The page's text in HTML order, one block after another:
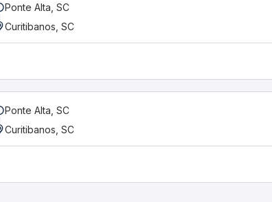
Ponte Alta, SC
Curitibanos, SC
Ponte Alta, SC
Curitibanos, SC